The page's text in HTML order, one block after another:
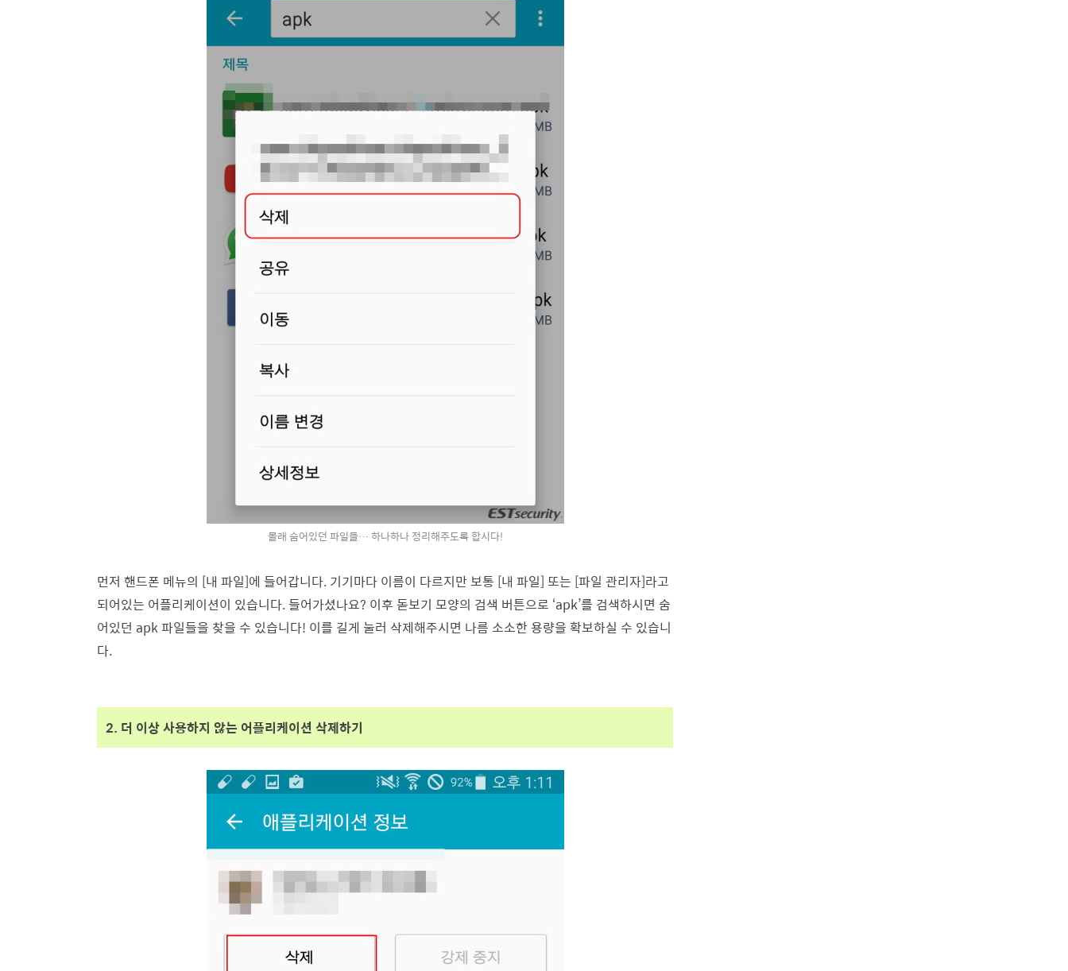
몰래 숨어있던 파일들… 하나하나 정리해주도록 합시다!
먼저 핸드폰 메뉴의 [내 파일]에 들어갑니다. 기기마다 이름이 다르지만 보통 [내 파일] 또는 [파일 관리자]라고
되어있는 어플리케이션이 있습니다. 들어가셨나요? 이후 돋보기 모양의 검색 버튼으로 ‘apk’를 검색하시면 숨
어있던 apk 파일들을 찾을 수 있습니다! 이를 길게 눌러 삭제해주시면 나름 소소한 용량을 확보하실 수 있습니
다.
2. 더 이상 사용하지 않는 어플리케이션 삭제하기